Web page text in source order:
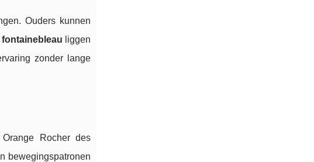
Ouders kunnen
liggen
zonder lange
Rocher des
bewegingspatronen